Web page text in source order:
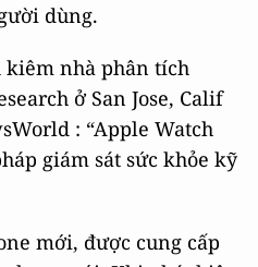
dùng.
kiêm nhà phân tích
ở San Jose, Calif
: “Apple Watch
giám sát sức khỏe kỹ
mới, được cung cấp